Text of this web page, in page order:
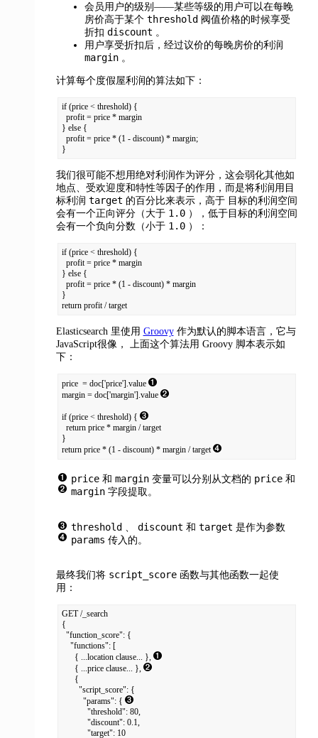
会员用户的级别——某些等级的用户可以在每晚
房价高于某个 threshold 阀值价格的时候享受
折扣 discount 。
用户享受折扣后，经过议价的每晚房价的利润
margin。
计算每个度假屋利润的算法如下：
if (price < threshold) {
} else {
}
我们很可能不想用绝对利润作为评分，这会弱化其他如
地点、受欢迎度和特性等因子的作用，而是将利润用目
标利润 target 的百分比来表示，高于 目标的利润空间
会有一个正向评分（大于 1.0），低于目标的利润空间
会有一个负向分数（小于 1.0）：
if (price < threshold) {
} else {
}
return profit / target
Elasticsearch 里使用 Groovy作为默认的脚本语言，它与
JavaScript很像，
上面这个算法用 Groovy 脚本表示如
下：
price  = doc['price'].value
margin = doc['margin'].value
if (price < threshold) {
}
return price * (1 - discount) * margin / target
price和 margin变量可以分别从文档的 price和
margin字段提取。
threshold discount 和 target 是作为参数
params 传入的。
最终我们将 script_score函数与其他函数一起使
用：
GET /_search
{
      { ...location clause... },
      { ...price clause... },
          "params": {